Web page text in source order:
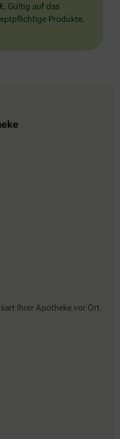
Gültig auf das
Produkte.
Ihrer Apotheke vor Ort.